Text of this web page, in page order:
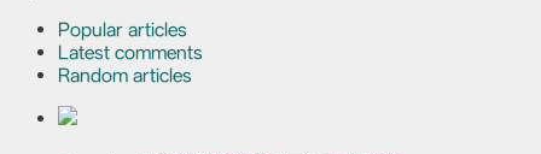
Popular articles
Latest comments
Random articles